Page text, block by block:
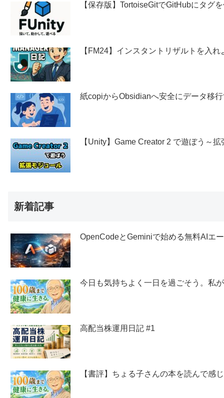
【保存版】TortoiseGitでGitHubにタグ
【FM24】インスタントリザルトを入れ
紙copiからObsidianへ安全にデータ移
【Unity】Game Creator 2 で遊ぼう～
新着記事
OpenCodeとGeminiで始める無料AIエ
今日も気持ちよく一日を過ごそう。私
高配当株運用日記 #1
【書評】ちょる子さんの本を読んで感